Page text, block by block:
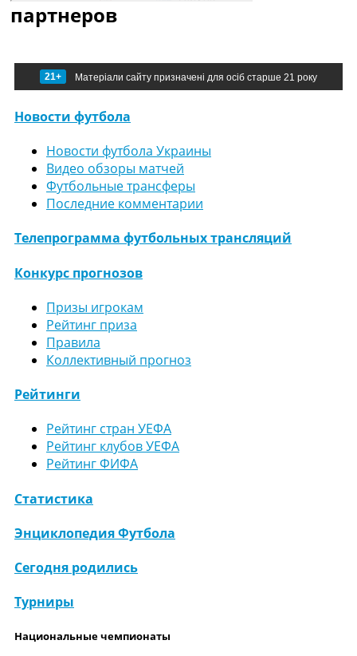
партнеров
21+ Матеріали сайту призначені для осіб старше 21 року
Новости футбола
Новости футбола Украины
Видео обзоры матчей
Футбольные трансферы
Последние комментарии
Телепрограмма футбольных трансляций
Конкурс прогнозов
Призы игрокам
Рейтинг приза
Правила
Коллективный прогноз
Рейтинги
Рейтинг стран УЕФА
Рейтинг клубов УЕФА
Рейтинг ФИФА
Статистика
Энциклопедия Футбола
Сегодня родились
Турниры
Национальные чемпионаты